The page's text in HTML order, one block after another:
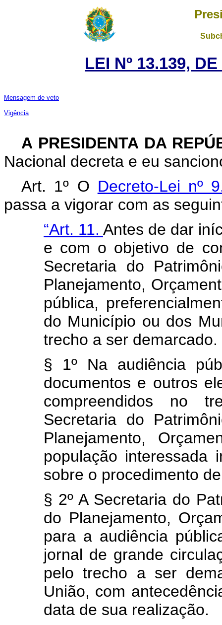
LEI Nº 13.139,
Mensagem de veto
Vigência
A PRESIDENTA DA
Nacional decreta e eu
Art. 1º O Decreto-Lei nº
passa a vigorar com as
“Art. 11. Antes de dar
e com o objetivo de
Secretaria do
Planejamento,
pública,
do Município ou dos
trecho a ser demarcado.
§ 1º Na audiência
documentos e outros
compreendidos no
Secretaria do
Planejamento,
população interessada
sobre o procedimento
§ 2º A Secretaria do
do Planejamento,
para a audiência
jornal de grande
pelo trecho a ser
União, com
data de sua realização.